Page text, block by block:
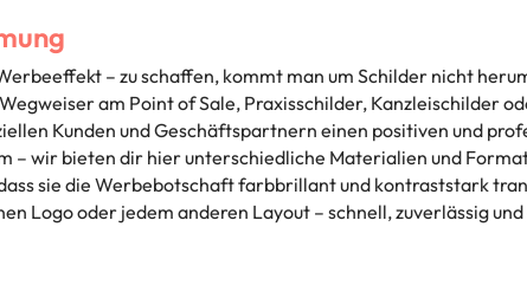
– zu schaffen, kommt man um Schilder nicht
am Point of Sale, Praxisschilder, Kanzleischilder
Kunden und Geschäftspartnern einen positiven und
– wir bieten dir hier unterschiedliche Materialien und
sie die Werbebotschaft farbbrillant und kontraststark
Logo oder jedem anderen Layout – schnell, zuverlässig und